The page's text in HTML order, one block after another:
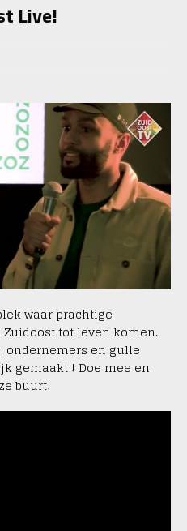
Live!
waar prachtige
tot leven komen.
ondernemers en gulle
gemaakt ! Doe mee en
buurt!